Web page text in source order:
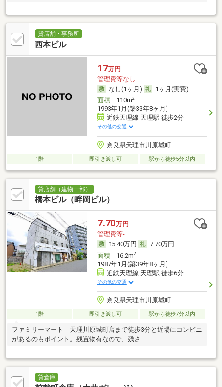
貸店舗・事務所
西本ビル
17万円
管理費等なし
なし(1ヶ月)
1ヶ月(実費)
面積110m2
1993年1月(築33年8ヶ月)
近鉄天理線 天理駅 徒歩2分
その他の交通
奈良県天理市川原城町
1階 即引き渡し可 駅から徒歩5分以内
貸店舗（建物一部）
橋本ビル（畔岡ビル）
7.70万円
管理費等-
15.40万円
7.70万円
面積16.2m2
1987年1月(築39年8ヶ月)
近鉄天理線 天理駅 徒歩6分
その他の交通
奈良県天理市川原城町
1階 即引き渡し可 駅から徒歩7分以内
ファミリーマート 天理川原城町店まで徒歩3分と近場にコンビニ
があるのもポイント。残置物有なので、残さ
貸倉庫